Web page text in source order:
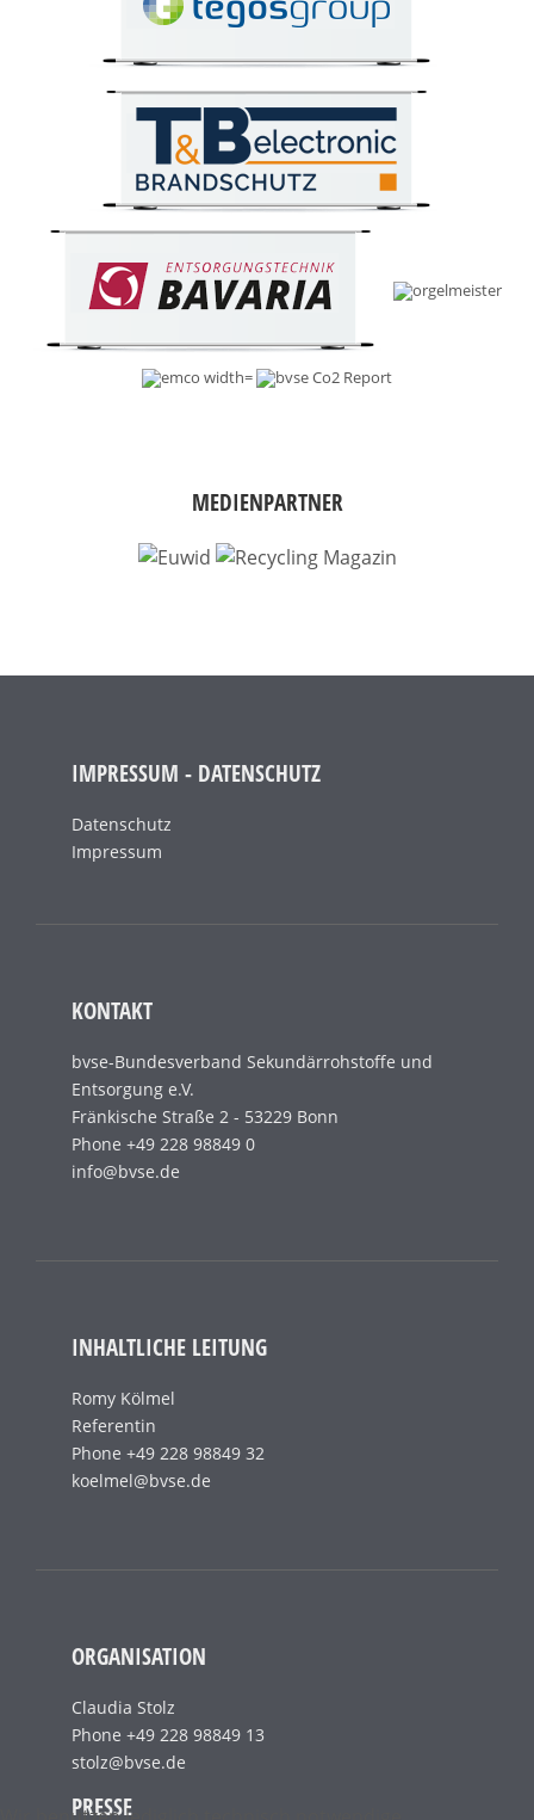
MEDIENPARTNER
IMPRESSUM - DATENSCHUTZ
Datenschutz
Impressum
KONTAKT
bvse-Bundesverband Sekundärrohstoffe und
Entsorgung e.V.
Fränkische Straße 2 - 53229 Bonn
Phone +49 228 98849 0
info@bvse.de
INHALTLICHE LEITUNG
Romy Kölmel
Referentin
Phone +49 228 98849 32
koelmel@bvse.de
ORGANISATION
Claudia Stolz
Phone +49 228 98849 13
stolz@bvse.de
PRESSE